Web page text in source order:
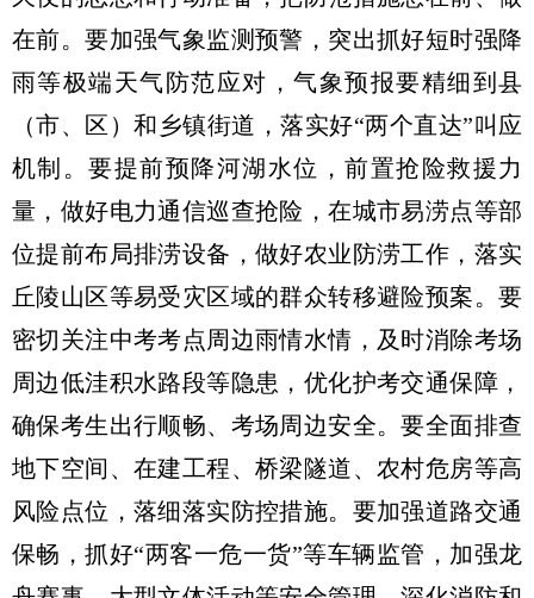
在前。要加强气象监测预警，突出抓好短时强降
雨等极端天气防范应对，气象预报要精细到县
（市、区）和乡镇街道，落实好“两个直达”叫应
机制。要提前预降河湖水位，前置抢险救援力
量，做好电力通信巡查抢险，在城市易涝点等部
位提前布局排涝设备，做好农业防涝工作，落实
丘陵山区等易受灾区域的群众转移避险预案。要
密切关注中考考点周边雨情水情，及时消除考场
周边低洼积水路段等隐患，优化护考交通保障，
确保考生出行顺畅、考场周边安全。要全面排查
地下空间、在建工程、桥梁隧道、农村危房等高
风险点位，落细落实防控措施。要加强道路交通
保畅，抓好“两客一危一货”等车辆监管，加强龙